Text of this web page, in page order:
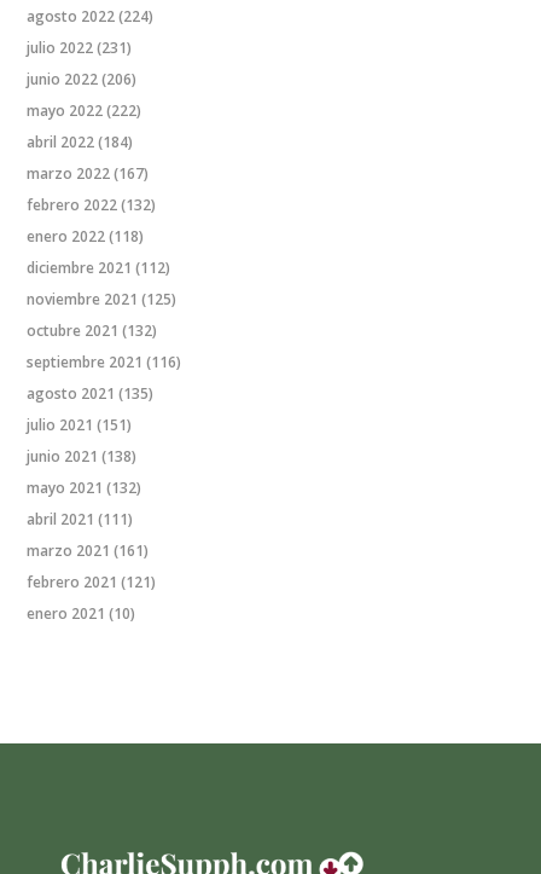
agosto 2022(224)
julio 2022(231)
junio 2022(206)
mayo 2022(222)
abril 2022(184)
marzo 2022(167)
febrero 2022(132)
enero 2022(118)
diciembre 2021 (112)
noviembre 2021 (125)
octubre 2021 (132)
septiembre 2021 (116)
agosto 2021 (135)
julio 2021 (151)
junio 2021 (138)
mayo 2021 (132)
abril 2021 (111)
marzo 2021 (161)
febrero 2021 (121)
enero 2021 (10)